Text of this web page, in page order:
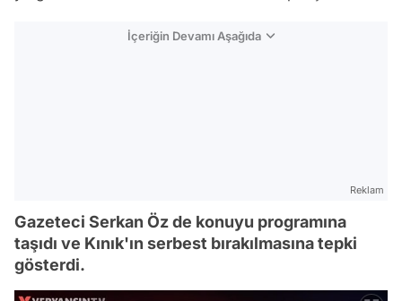
İçeriğin Devamı Aşağıda
Reklam
Gazeteci Serkan Öz de konuyu programına
taşıdı ve Kınık'ın serbest bırakılmasına tepki
gösterdi.